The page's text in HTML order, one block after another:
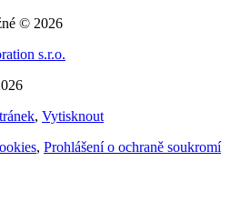
© 2026
s.r.o.
, Vytisknout
, Prohlášení o ochraně soukromí